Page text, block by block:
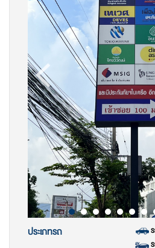
ประเภทรถ